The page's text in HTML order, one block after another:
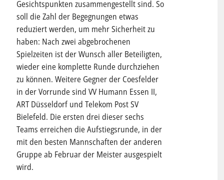
Gesichtspunkten zusammengestellt sind. So
soll die Zahl der Begegnungen etwas
reduziert werden, um mehr Sicherheit zu
haben: Nach zwei abgebrochenen
Spielzeiten ist der Wunsch aller Beteiligten,
wieder eine komplette Runde durchziehen
zu können. Weitere Gegner der Coesfelder
in der Vorrunde sind VV Humann Essen II,
ART Düsseldorf und Telekom Post SV
Bielefeld. Die ersten drei dieser sechs
Teams erreichen die Aufstiegsrunde, in der
mit den besten Mannschaften der anderen
Gruppe ab Februar der Meister ausgespielt
wird.